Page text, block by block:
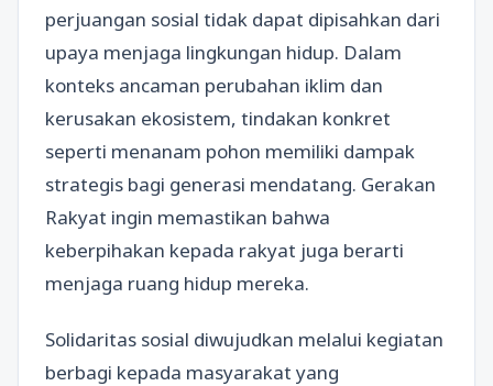
perjuangan sosial tidak dapat dipisahkan dari
upaya menjaga lingkungan hidup. Dalam
konteks ancaman perubahan iklim dan
kerusakan ekosistem, tindakan konkret
seperti menanam pohon memiliki dampak
strategis bagi generasi mendatang. Gerakan
Rakyat ingin memastikan bahwa
keberpihakan kepada rakyat juga berarti
menjaga ruang hidup mereka.
Solidaritas sosial diwujudkan melalui kegiatan
berbagi kepada masyarakat yang